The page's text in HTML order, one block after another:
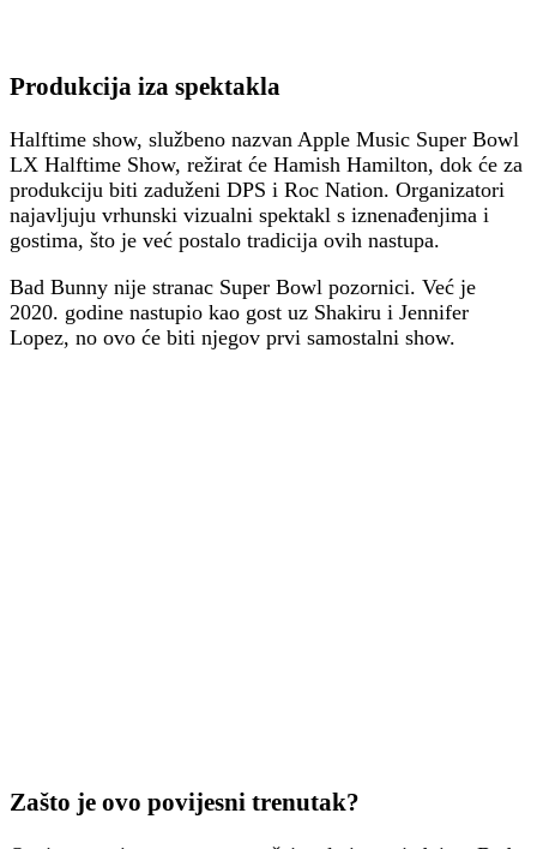
Produkcija iza spektakla
Halftime show, službeno nazvan Apple Music Super Bowl
LX Halftime Show, režirat će Hamish Hamilton, dok će za
produkciju biti zaduženi DPS i Roc Nation. Organizatori
najavljuju vrhunski vizualni spektakl s iznenađenjima i
gostima, što je već postalo tradicija ovih nastupa.
Bad Bunny nije stranac Super Bowl pozornici. Već je
2020. godine nastupio kao gost uz Shakiru i Jennifer
Lopez, no ovo će biti njegov prvi samostalni show.
Zašto je ovo povijesni trenutak?